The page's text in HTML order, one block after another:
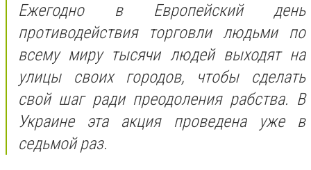
Ежегодно в Европейский день
противодействия торговли людьми по
всему миру тысячи людей выходят на
улицы своих городов, чтобы сделать
свой шаг ради преодоления рабства. В
Украине эта акция проведена уже в
седьмой раз.